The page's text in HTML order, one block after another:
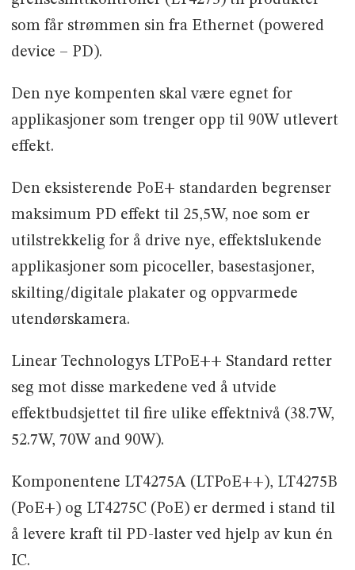
som får strømmen sin fra Ethernet (powered
device – PD).
Den nye kompenten skal være egnet for
applikasjoner som trenger opp til 90W utlevert
effekt.
Den eksisterende PoE+ standarden begrenser
maksimum PD effekt til 25,5W, noe som er
utilstrekkelig for å drive nye, effektslukende
applikasjoner som picoceller, basestasjoner,
skilting/digitale plakater og oppvarmede
utendørskamera.
Linear Technologys LTPoE++ Standard retter
seg mot disse markedene ved å utvide
effektbudsjettet til fire ulike effektnivå (38.7W,
52.7W, 70W and 90W).
Komponentene LT4275A (LTPoE++), LT4275B
(PoE+) og LT4275C (PoE) er dermed i stand til
å levere kraft til PD-laster ved hjelp av kun én
IC.